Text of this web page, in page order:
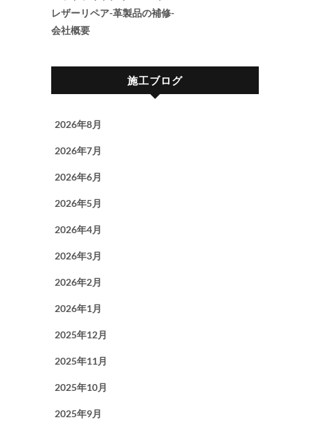
レザーリペア-革製品の補修-
会社概要
施工ブログ
2026年8月
2026年7月
2026年6月
2026年5月
2026年4月
2026年3月
2026年2月
2026年1月
2025年12月
2025年11月
2025年10月
2025年9月